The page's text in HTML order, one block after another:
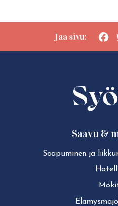
Jaa sivu:
Saavu &
Saapuminen ja